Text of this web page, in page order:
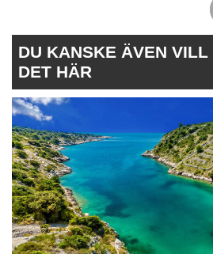
DU KANSKE ÄVEN VILL
DET HÄR